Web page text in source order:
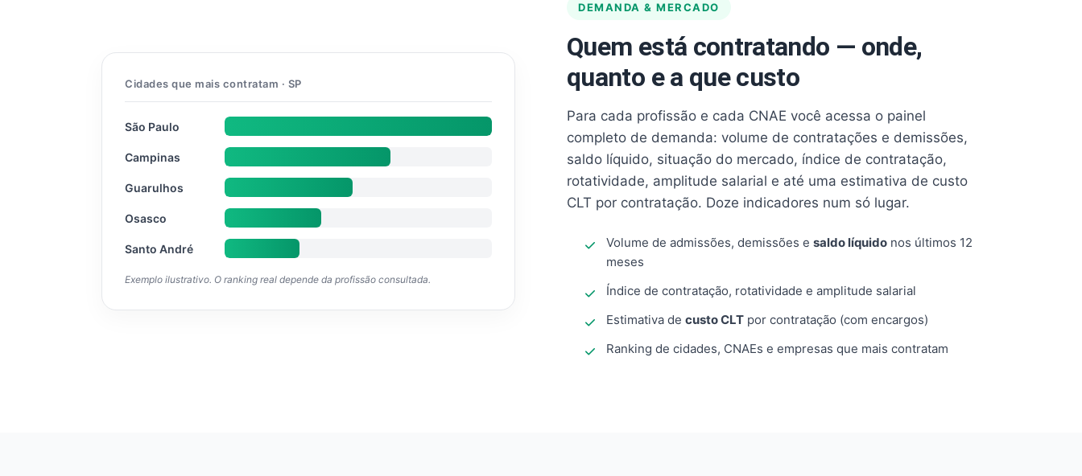
DEMANDA & MERCADO
Quem está contratando — onde,
quanto e a que custo
Para cada profissão e cada CNAE você acessa o painel
completo de demanda: volume de contratações e demissões,
saldo líquido, situação do mercado, índice de contratação,
rotatividade, amplitude salarial e até uma estimativa de custo
CLT por contratação. Doze indicadores num só lugar.
Volume de admissões, demissões e saldo líquido nos últimos 12
meses
Índice de contratação, rotatividade e amplitude salarial
Estimativa de custo CLT por contratação (com encargos)
Ranking de cidades, CNAEs e empresas que mais contratam
Cidades que mais contratam · SP
São Paulo
Campinas
Guarulhos
Osasco
Santo André
Exemplo ilustrativo. O ranking real depende da profissão consultada.